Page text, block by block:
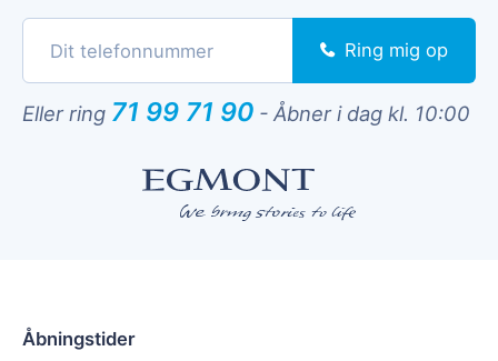
Ring mig op
Eller ring 71 99 71 90 - Åbner i dag kl. 10:00
Åbningstider